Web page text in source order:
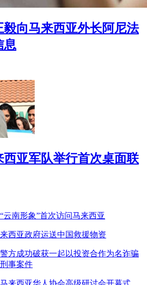
毅向马来西亚外长阿尼法
息
西亚军队举行首次桌面联
云南形象”首次访问马来西亚
西亚政府运送中国救援物资
方成功破获一起以投资合作为名诈骗
事案件